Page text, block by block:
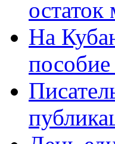
остаток
На
пособие